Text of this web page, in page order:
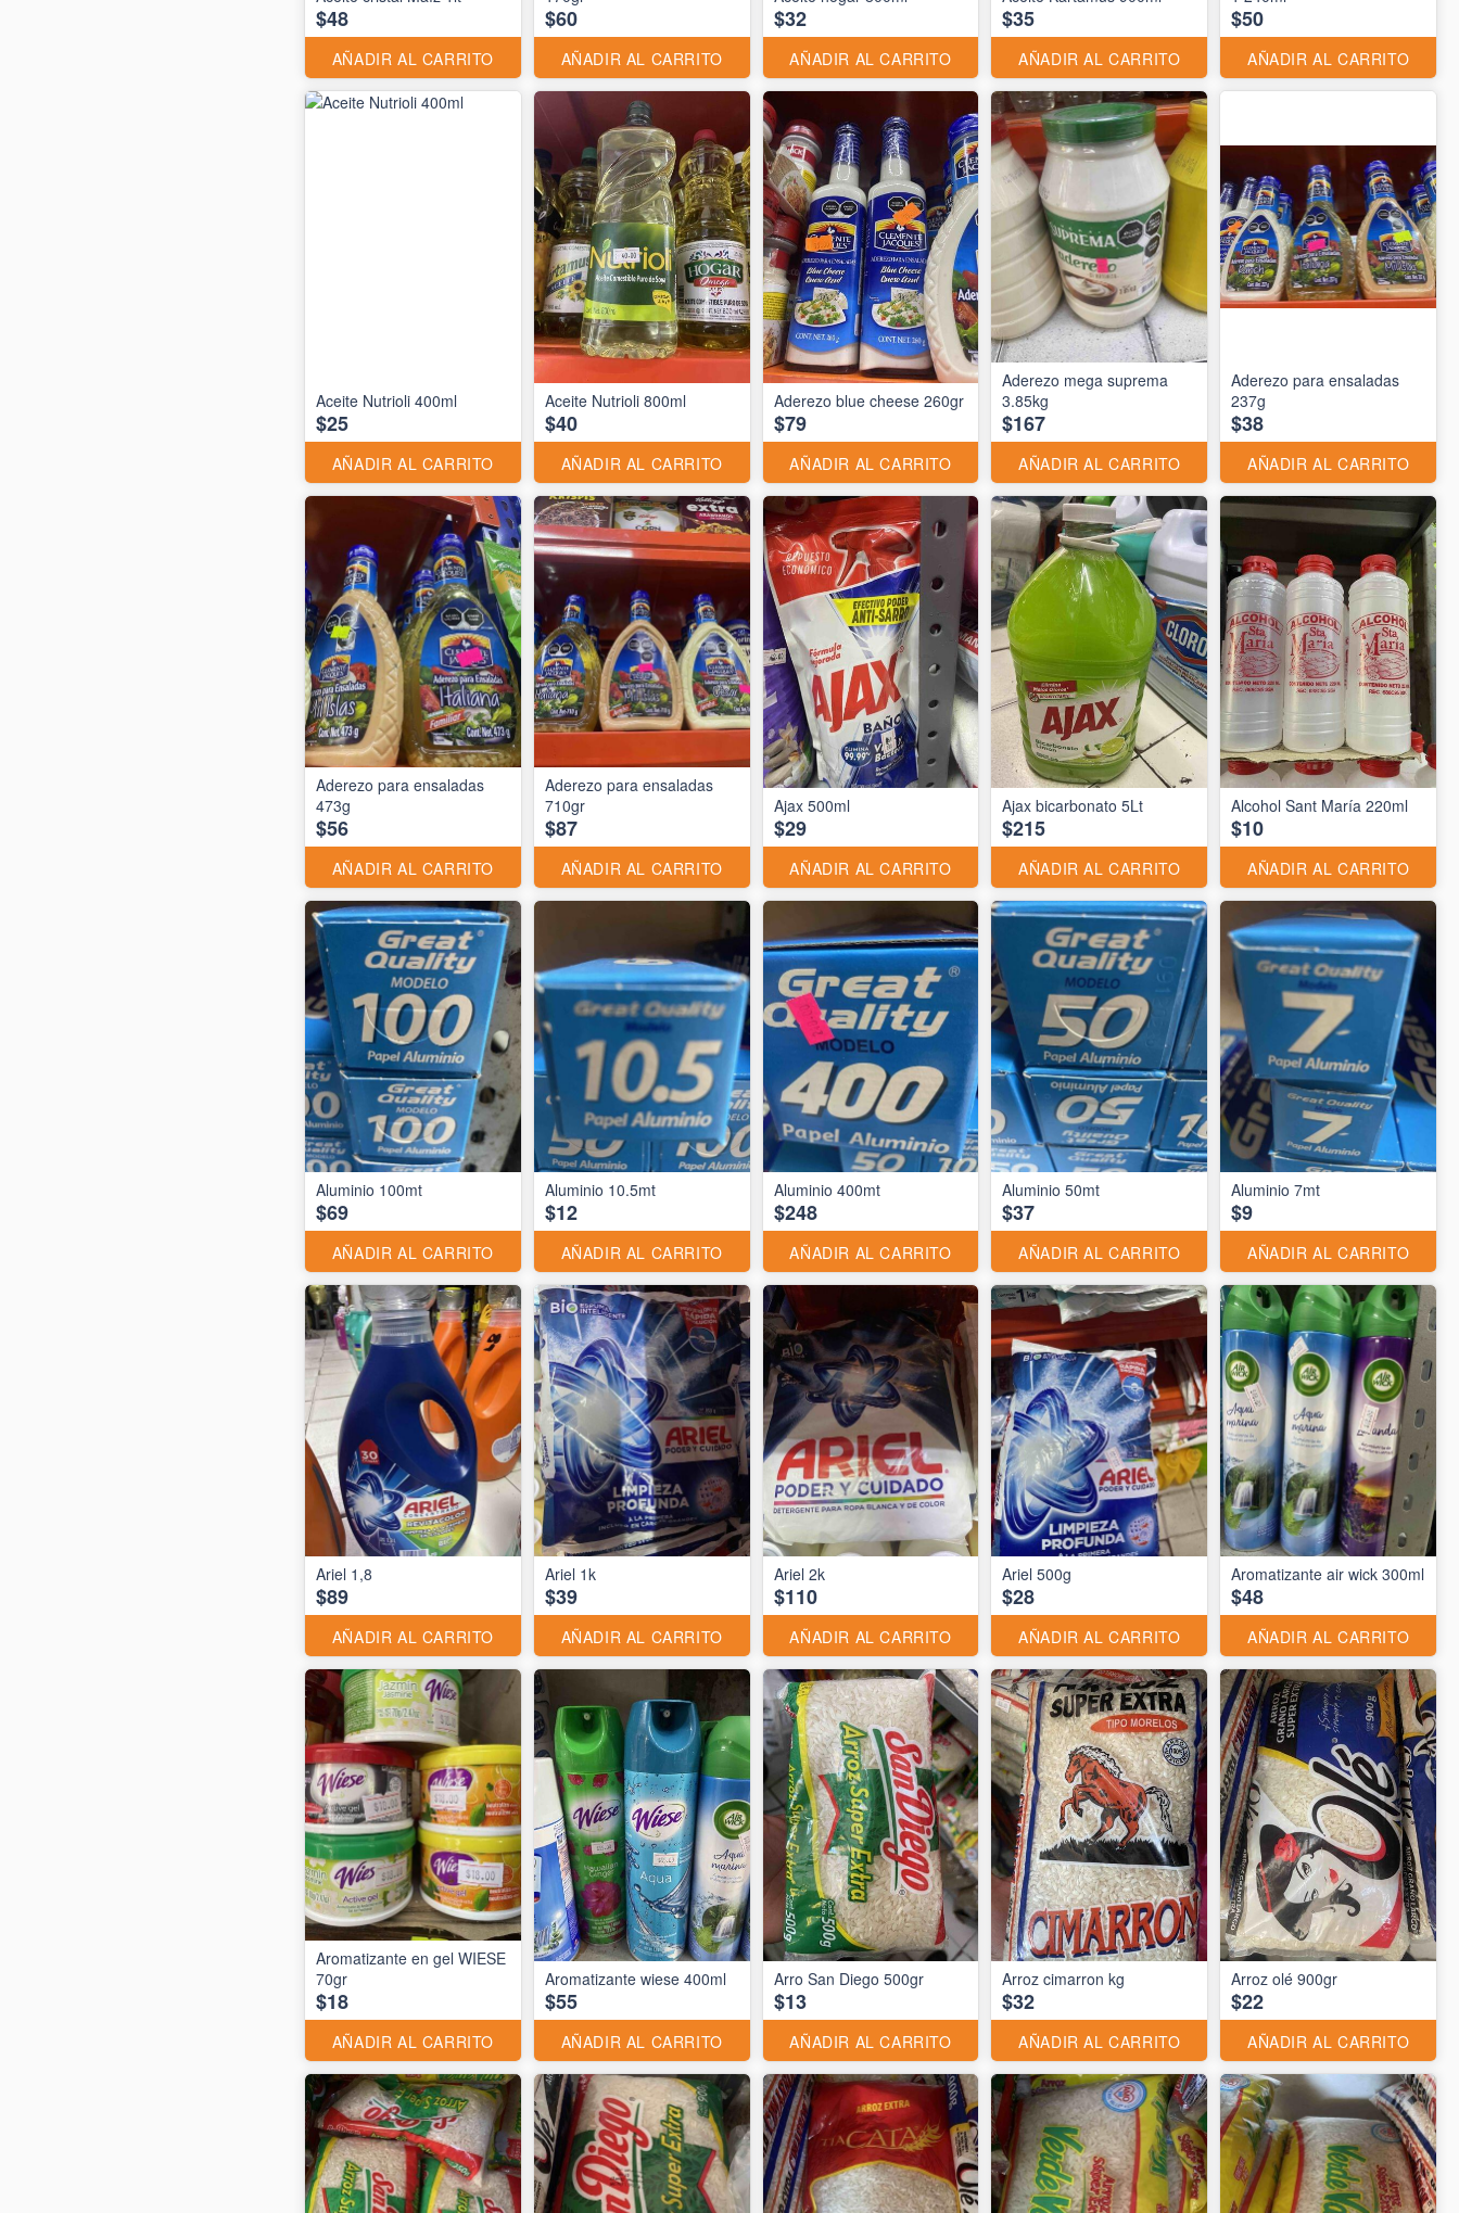
$48
AÑADIR AL CARRITO
$60
AÑADIR AL CARRITO
$32
AÑADIR AL CARRITO
$35
AÑADIR AL CARRITO
$50
AÑADIR AL CARRITO
Aceite Nutrioli 400ml
$25
AÑADIR AL CARRITO
Aceite Nutrioli 800ml
$40
AÑADIR AL CARRITO
Aderezo blue cheese 260gr
$79
AÑADIR AL CARRITO
Aderezo mega suprema
3.85kg
$167
AÑADIR AL CARRITO
Aderezo para ensaladas
237g
$38
AÑADIR AL CARRITO
Aderezo para ensaladas
473g
$56
AÑADIR AL CARRITO
Aderezo para ensaladas
710gr
$87
AÑADIR AL CARRITO
Ajax 500ml
$29
AÑADIR AL CARRITO
Ajax bicarbonato 5Lt
$215
AÑADIR AL CARRITO
Alcohol Sant María 220ml
$10
AÑADIR AL CARRITO
$69
AÑADIR AL CARRITO
Aluminio 10.5mt
$12
AÑADIR AL CARRITO
Aluminio 400mt
$248
AÑADIR AL CARRITO
Aluminio 50mt
$37
AÑADIR AL CARRITO
Aluminio 7mt
$9
AÑADIR AL CARRITO
Ariel 1,8
$89
AÑADIR AL CARRITO
Ariel 1k
$39
AÑADIR AL CARRITO
Ariel 2k
$110
AÑADIR AL CARRITO
Ariel 500g
$28
AÑADIR AL CARRITO
Aromatizante air wick 300ml
$48
AÑADIR AL CARRITO
Aromatizante en gel WIESE
70gr
$18
AÑADIR AL CARRITO
Aromatizante wiese 400ml
$55
AÑADIR AL CARRITO
Arro San Diego 500gr
$13
AÑADIR AL CARRITO
Arroz cimarron kg
$32
AÑADIR AL CARRITO
Arroz olé 900gr
$22
AÑADIR AL CARRITO